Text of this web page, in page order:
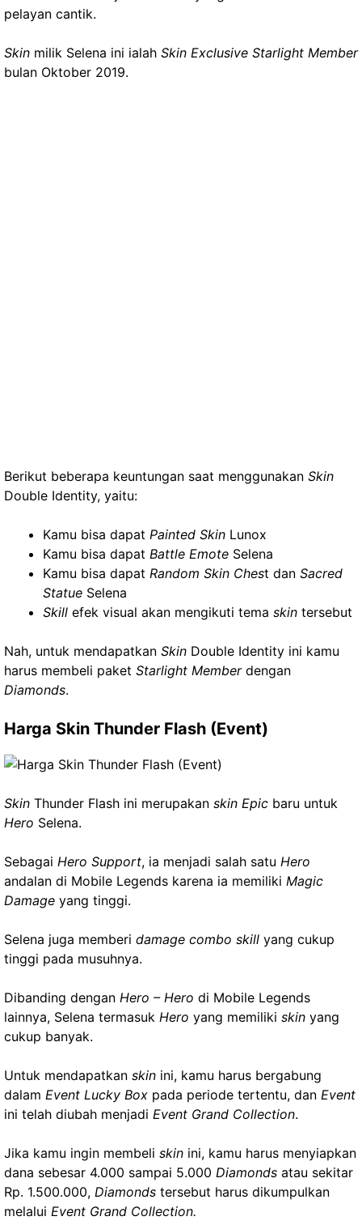
pelayan cantik.
Skin milik Selena ini ialah Skin Exclusive Starlight Member
bulan Oktober 2019.
Berikut beberapa keuntungan saat menggunakan Skin
Double Identity, yaitu:
Kamu bisa dapat Painted Skin Lunox
Kamu bisa dapat Battle Emote Selena
Kamu bisa dapat Random Skin Chest dan Sacred
Statue Selena
Skill efek visual akan mengikuti tema skin tersebut
Nah, untuk mendapatkan Skin Double Identity ini kamu
harus membeli paket Starlight Memberdengan
Diamonds.
Harga Skin Thunder Flash (Event)
Skin Thunder Flash ini merupakan skin Epic baru untuk
Hero Selena.
Sebagai Hero Support, ia menjadi salah satu Hero
andalan di Mobile Legends karena ia memiliki Magic
Damage yang tinggi.
Selena juga memberi damage combo skill yang cukup
tinggi pada musuhnya.
Dibanding dengan Hero – Hero di Mobile Legends
lainnya, Selena termasuk Hero yang memiliki skin yang
cukup banyak.
Untuk mendapatkan skin ini, kamu harus bergabung
dalam Event Lucky Box pada periode tertentu, dan Event
ini telah diubah menjadi Event Grand Collection.
Jika kamu ingin membeli skin ini, kamu harus menyiapkan
dana sebesar 4.000 sampai 5.000 Diamonds atau sekitar
Rp. 1.500.000, Diamonds tersebut harus dikumpulkan
melalui Event Grand Collection.